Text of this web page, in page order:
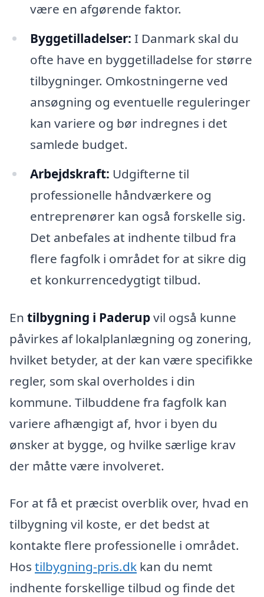
være en afgørende faktor.
Byggetilladelser: I Danmark skal du
ofte have en byggetilladelse for større
tilbygninger. Omkostningerne ved
ansøgning og eventuelle reguleringer
kan variere og bør indregnes i det
samlede budget.
Arbejdskraft: Udgifterne til
professionelle håndværkere og
entreprenører kan også forskelle sig.
Det anbefales at indhente tilbud fra
flere fagfolk i området for at sikre dig
et konkurrencedygtigt tilbud.
En tilbygning i Paderupvil også kunne
påvirkes af lokalplanlægning og zonering,
hvilket betyder, at der kan være specifikke
regler, som skal overholdes i din
kommune. Tilbuddene fra fagfolk kan
variere afhængigt af, hvor i byen du
ønsker at bygge, og hvilke særlige krav
der måtte være involveret.
For at få et præcist overblik over, hvad en
tilbygning vil koste, er det bedst at
kontakte flere professionelle i området.
Hos tilbygning-pris.dk kan du nemt
indhente forskellige tilbud og finde det